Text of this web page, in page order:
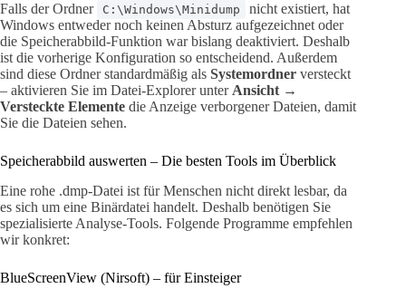
Falls der Ordner C:\Windows\Minidump
nicht existiert, hat
Windows entweder noch keinen Absturz aufgezeichnet oder
die Speicherabbild-Funktion war bislang deaktiviert. Deshalb
ist die vorherige Konfiguration so entscheidend. Außerdem
sind diese Ordner standardmäßig als Systemordner versteckt
– aktivieren Sie im Datei-Explorer unter Ansicht →
Versteckte Elemente die Anzeige verborgener Dateien, damit
Sie die Dateien sehen.
Speicherabbild auswerten – Die besten Tools im Überblick
Eine rohe .dmp-Datei ist für Menschen nicht direkt lesbar, da
es sich um eine Binärdatei handelt. Deshalb benötigen Sie
spezialisierte Analyse-Tools. Folgende Programme empfehlen
wir konkret:
BlueScreenView (Nirsoft) – für Einsteiger